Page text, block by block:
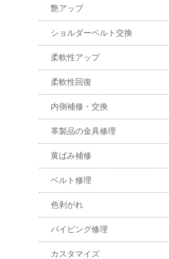
艶アップ
ショルダーベルト交換
柔軟性アップ
柔軟性回復
内側補修・交換
革製品の金具修理
黄ばみ補修
ベルト修理
色剥がれ
パイピング修理
カスタマイズ